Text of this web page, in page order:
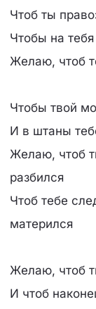
Чтоб ты
Чтобы на
Желаю, чтоб
Чтобы твой
И в штаны
Желаю, чтоб
разбился
Чтоб тебе
матерился
Желаю, чтоб
И чтоб